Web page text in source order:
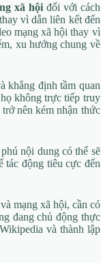
xã hội đối với cách
vì dẫn liên kết đến
mạng xã hội thay vì
xu hướng chung về
khẳng định tầm quan
không trực tiếp truy
nên kém nhận thức
nội dung có thể sẽ
tác động tiêu cực đến
mạng xã hội, cần có
đang chủ động thực
và thành lập